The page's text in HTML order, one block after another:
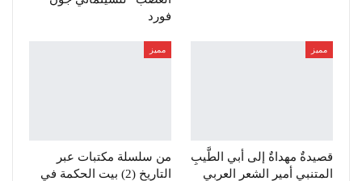
فورد
مميز
قصيدةٌ مهداةٌ إلى أبي الطَّيبِ
المتنبي أمير الشعر العربي
مميز
من سلسلة مكتبات عبر
التاريخ (2) بيت الحكمة في